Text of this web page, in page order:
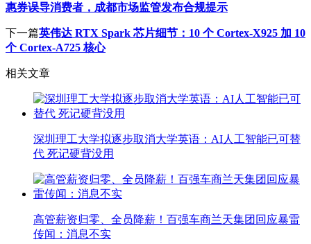
惠券误导消费者，成都市场监管发布合规提示
下一篇英伟达 RTX Spark 芯片细节：10 个 Cortex-X925 加 10
个 Cortex-A725 核心
相关文章
深圳理工大学拟逐步取消大学英语：AI人工智能已可替
代 死记硬背没用
高管薪资归零、全员降薪！百强车商兰天集团回应暴雷
传闻：消息不实